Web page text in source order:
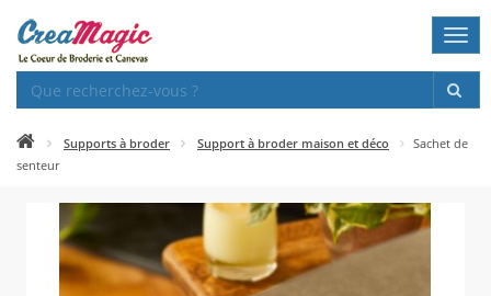
Supports à broder Support à broder maison et déco
Sachet de
senteur